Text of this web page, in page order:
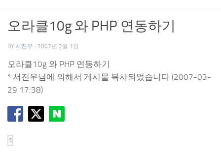
오라클10g 와 PHP 연동하기
BY 서진우 · 2007년 2월 1일
오라클10g 와 PHP 연동하기
* 서진우님에 의해서 게시물 복사되었습니다 (2007-03-
29 17:38)